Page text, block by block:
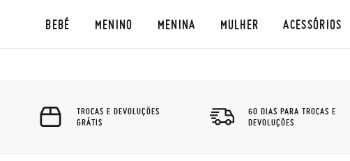
BEBÉ MENINO MENINA MULHER ACESSÓRIOS
TROCAS E DEVOLUÇÕES
GRÁTIS
60 DIAS PARA TROCAS E
DEVOLUÇÕES